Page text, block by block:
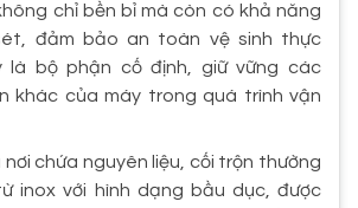
chỉ bền bỉ mà còn có khả năng
đảm bảo an toàn vệ sinh thực
là bộ phận cố định, giữ vững các
khác của máy trong quá trình vận
nơi chứa nguyên liệu, cối trộn thường
inox với hình dạng bầu dục, được